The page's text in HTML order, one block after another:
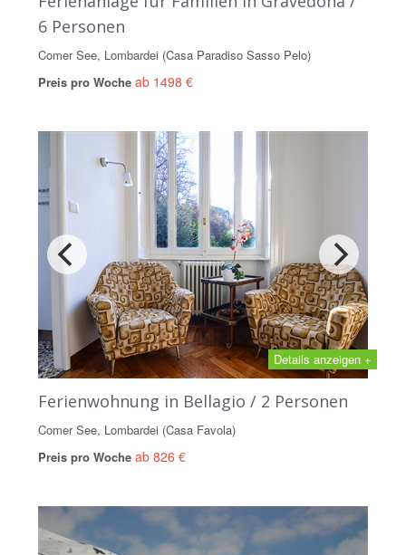
6 Personen
Comer See, Lombardei (Casa Paradiso Sasso Pelo)
Preis pro Woche ab 1498 €
Details anzeigen +
Ferienwohnung in Bellagio / 2 Personen
Comer See, Lombardei (Casa Favola)
Preis pro Woche ab 826 €